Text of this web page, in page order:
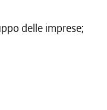
delle imprese;